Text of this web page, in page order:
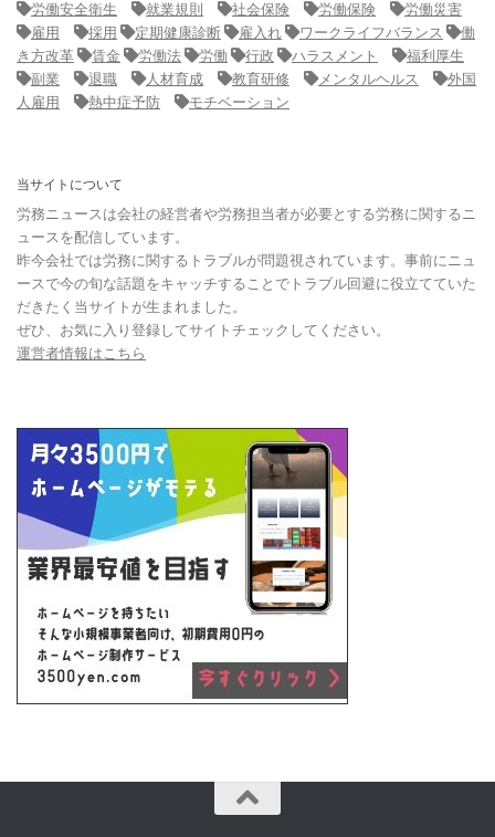
労働安全衛生
就業規則 社会保険 労働保険
労働災害
雇用
採用 定期健康診断 雇入れ ワークライフバランス
働
き方改革
賃金 労働法 労働 行政 ハラスメント
福利厚生
副業
退職 人材育成 教育研修 メンタルヘルス
外国
人雇用
熱中症予防 モチベーション
当サイトについて
労務ニュースは会社の経営者や労務担当者が必要とする労務に関するニ
ュースを配信しています。
昨今会社では労務に関するトラブルが問題視されています。事前にニュ
ースで今の旬な話題をキャッチすることでトラブル回避に役立てていた
だきたく当サイトが生まれました。
ぜひ、お気に入り登録してサイトチェックしてください。
運営者情報はこちら